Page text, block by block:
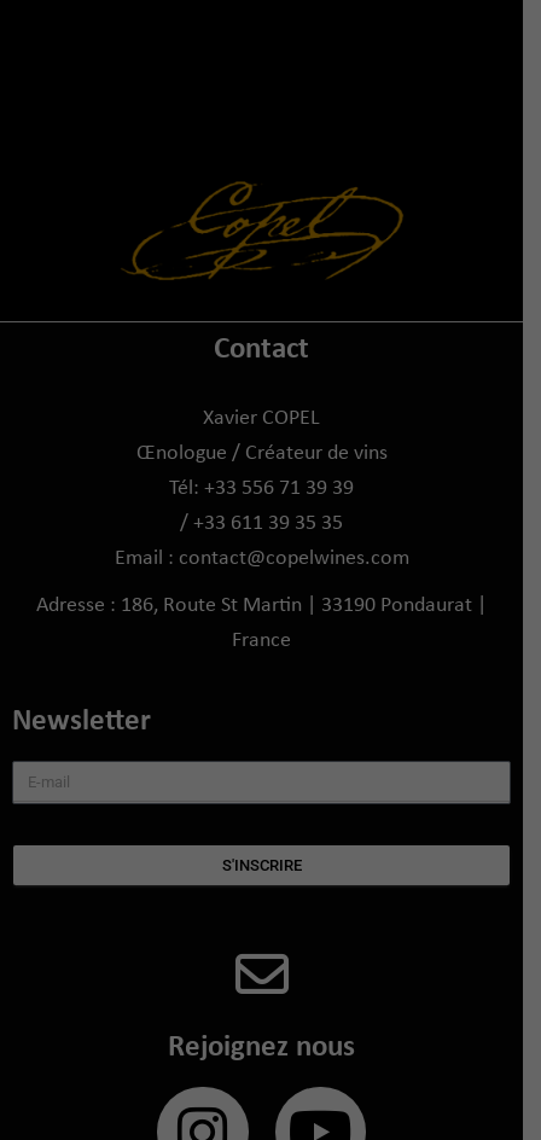
Contact
Xavier COPEL
Œnologue / Créateur de vins
Tél: +33 556 71 39 39
/ +33 611 39 35 35
Email : contact@copelwines.com
Adresse : 186, Route St Martin | 33190 Pondaurat |
France
Newsletter
S'INSCRIRE
Rejoignez nous